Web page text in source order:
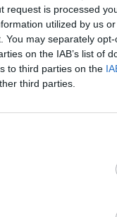
request is processed
utilized by us
You may separately
on the IAB’s list of
to third parties on the
third parties.
prognózistól,
- mondta Terták
MTI tudósítása
meg, hogy
osra
májusban a
áfa, illetve az 53.